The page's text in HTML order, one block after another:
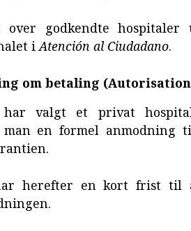
over godkendte hospitaler
i Atención al Ciudadano.
om betaling
valgt et privat
man en formel anmodning
herefter en kort frist til